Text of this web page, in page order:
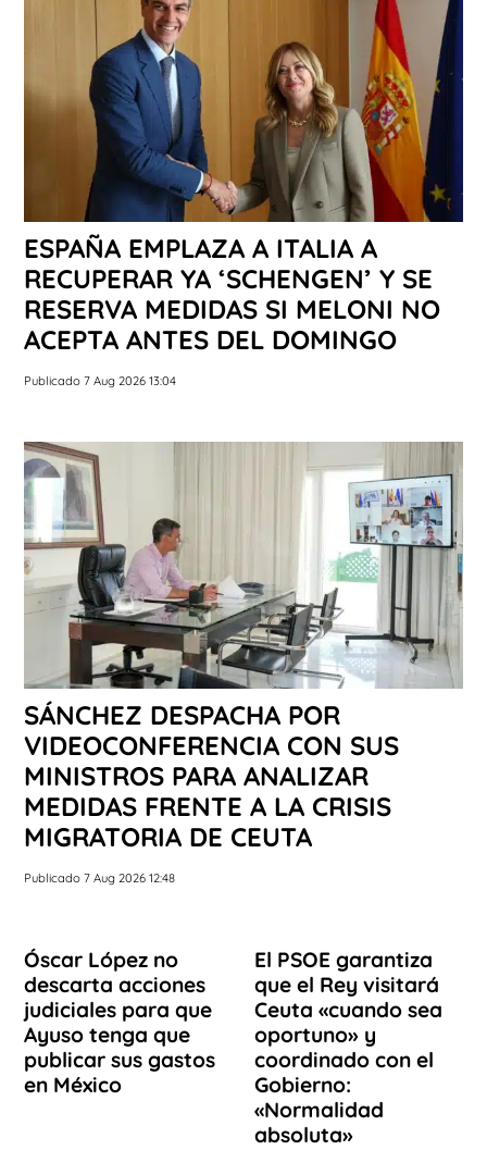
ESPAÑA EMPLAZA A ITALIA A
RECUPERAR YA ‘SCHENGEN’ Y SE
RESERVA MEDIDAS SI MELONI NO
ACEPTA ANTES DEL DOMINGO
Publicado 7 Aug 2026 13:04
SÁNCHEZ DESPACHA POR
VIDEOCONFERENCIA CON SUS
MINISTROS PARA ANALIZAR
MEDIDAS FRENTE A LA CRISIS
MIGRATORIA DE CEUTA
Publicado 7 Aug 2026 12:48
Óscar López no
descarta acciones
judiciales para que
Ayuso tenga que
publicar sus gastos
en México
El PSOE garantiza
que el Rey visitará
Ceuta «cuando sea
oportuno» y
coordinado con el
Gobierno:
«Normalidad
absoluta»